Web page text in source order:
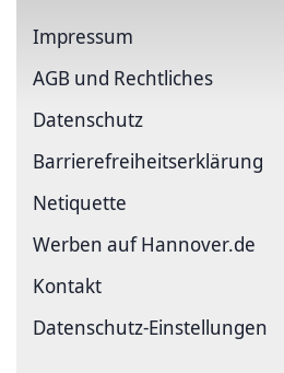
Impressum
AGB und Rechtliches
Datenschutz
Barriere­freiheits­erklärung
Netiquette
Werben auf Hannover.de
Kontakt
Datenschutz-Einstellungen